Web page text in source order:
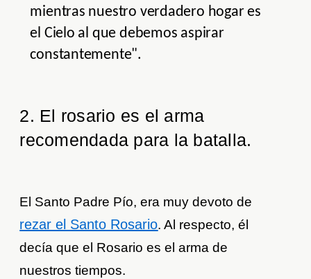
mientras nuestro verdadero hogar es
el Cielo al que debemos aspirar
constantemente".
2. El rosario es el arma
recomendada para la batalla.
El Santo Padre Pío, era muy devoto de
rezar el Santo Rosario. Al respecto, él
decía que el Rosario es el arma de
nuestros tiempos.